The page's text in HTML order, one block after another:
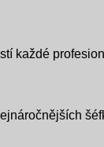
každé